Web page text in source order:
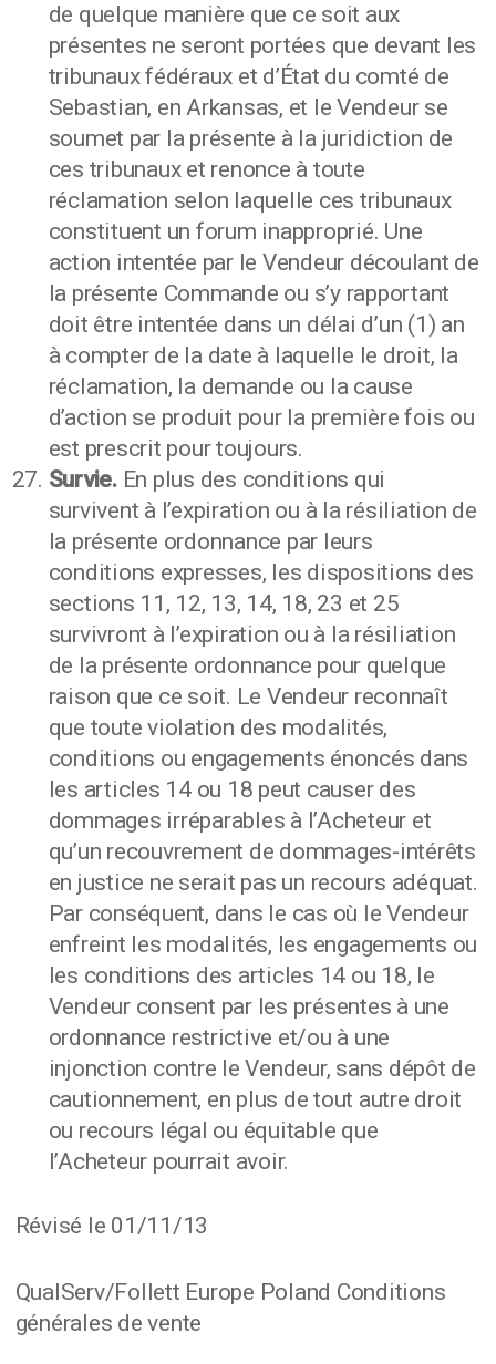
de quelque manière que ce soit aux
présentes ne seront portées que devant les
tribunaux fédéraux et d’État du comté de
Sebastian, en Arkansas, et le Vendeur se
soumet par la présente à la juridiction de
ces tribunaux et renonce à toute
réclamation selon laquelle ces tribunaux
constituent un forum inapproprié. Une
action intentée par le Vendeur découlant de
la présente Commande ou s’y rapportant
doit être intentée dans un délai d’un (1) an
à compter de la date à laquelle le droit, la
réclamation, la demande ou la cause
d’action se produit pour la première fois ou
est prescrit pour toujours.
Survie.En plus des conditions qui
survivent à l’expiration ou à la résiliation de
la présente ordonnance par leurs
conditions expresses, les dispositions des
sections 11, 12, 13, 14, 18, 23 et 25
survivront à l’expiration ou à la résiliation
de la présente ordonnance pour quelque
raison que ce soit. Le Vendeur reconnaît
que toute violation des modalités,
conditions ou engagements énoncés dans
les articles 14 ou 18 peut causer des
dommages irréparables à l’Acheteur et
qu’un recouvrement de dommages-intérêts
en justice ne serait pas un recours adéquat.
Par conséquent, dans le cas où le Vendeur
enfreint les modalités, les engagements ou
les conditions des articles 14 ou 18, le
Vendeur consent par les présentes à une
ordonnance restrictive et/ou à une
injonction contre le Vendeur, sans dépôt de
cautionnement, en plus de tout autre droit
ou recours légal ou équitable que
l’Acheteur pourrait avoir.
Révisé le 01/11/13
QualServ/Follett Europe Poland Conditions
générales de vente